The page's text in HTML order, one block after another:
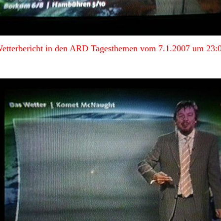
in den ARD Tagesthemen vom 7.1.2007 um